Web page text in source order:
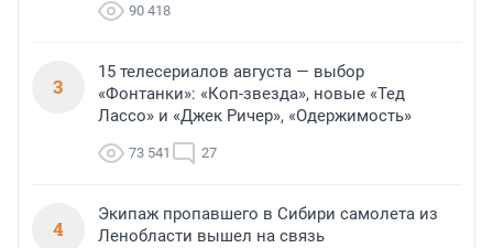
90 418
3
15 телесериалов августа — выбор
«Фонтанки»: «Коп-звезда», новые «Тед
Лассо» и «Джек Ричер», «Одержимость»
73 541 27
4
Экипаж пропавшего в Сибири самолета из
Ленобласти вышел на связь